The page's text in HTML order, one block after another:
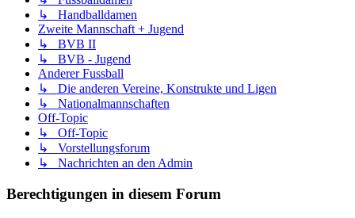
↳ Handballdamen
Zweite Mannschaft + Jugend
↳ BVB II
↳ BVB - Jugend
Anderer Fussball
↳ Die anderen Vereine, Konstrukte und Ligen
↳ Nationalmannschaften
Off-Topic
↳ Off-Topic
↳ Vorstellungsforum
↳ Nachrichten an den Admin
Berechtigungen in diesem Forum